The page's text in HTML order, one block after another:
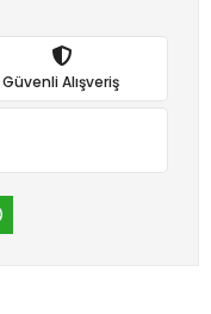
Güvenli Alışveriş